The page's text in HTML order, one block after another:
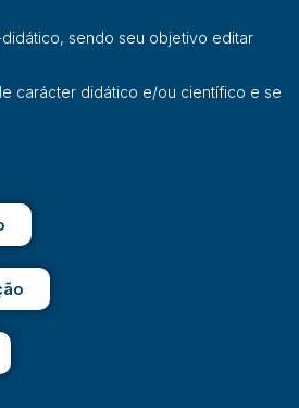
sendo seu objetivo editar
carácter didático e/ou científico e se